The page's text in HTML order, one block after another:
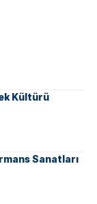
Kültürü
Sanatları